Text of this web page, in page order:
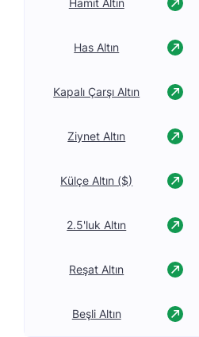
Hamit Altın
Has Altın
Kapalı Çarşı Altın
Ziynet Altın
Külçe Altın ($)
2.5'luk Altın
Reşat Altın
Beşli Altın